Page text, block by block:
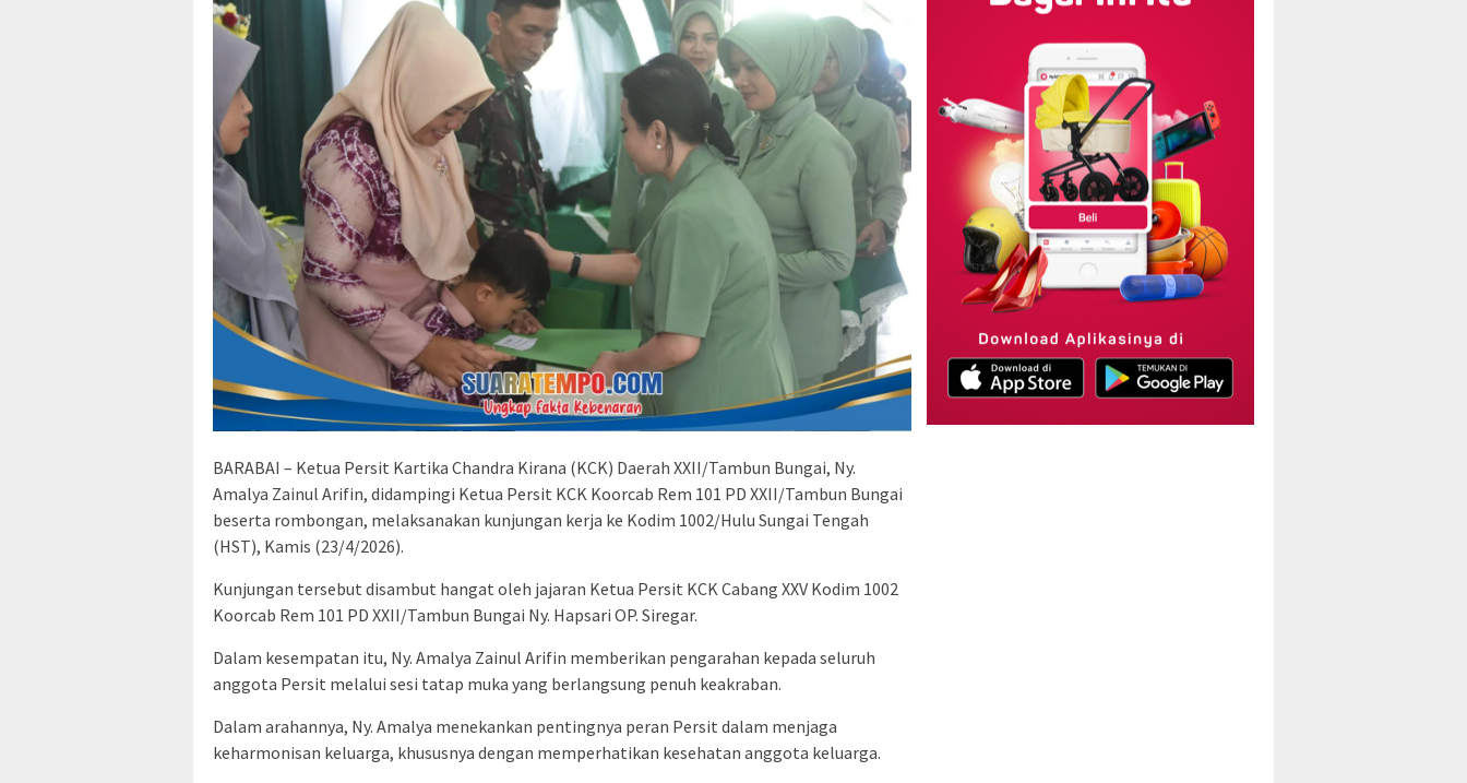
BARABAI – Ketua Persit Kartika Chandra Kirana (KCK) Daerah XXII/Tambun Bungai, Ny.
Amalya Zainul Arifin, didampingi Ketua Persit KCK Koorcab Rem 101 PD XXII/Tambun Bungai
beserta rombongan, melaksanakan kunjungan kerja ke Kodim 1002/Hulu Sungai Tengah
(HST), Kamis (23/4/2026).
Kunjungan tersebut disambut hangat oleh jajaran Ketua Persit KCK Cabang XXV Kodim 1002
Koorcab Rem 101 PD XXII/Tambun Bungai Ny. Hapsari OP. Siregar.
Dalam kesempatan itu, Ny. Amalya Zainul Arifin memberikan pengarahan kepada seluruh
anggota Persit melalui sesi tatap muka yang berlangsung penuh keakraban.
Dalam arahannya, Ny. Amalya menekankan pentingnya peran Persit dalam menjaga
keharmonisan keluarga, khususnya dengan memperhatikan kesehatan anggota keluarga.